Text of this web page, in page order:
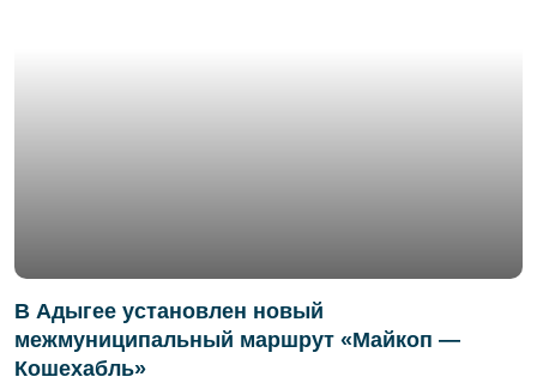
В Адыгее установлен новый
межмуниципальный маршрут «Майкоп —
Кошехабль»